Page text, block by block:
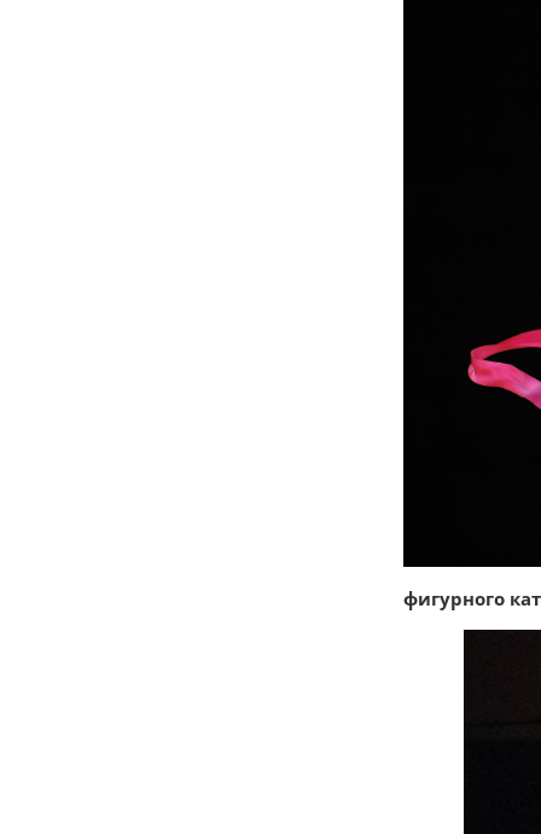
фигурного